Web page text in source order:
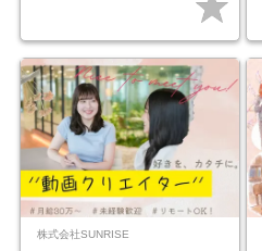
株式会社SUNRISE